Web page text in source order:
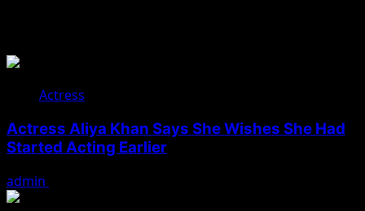
Actress
Actress Aliya Khan Says She Wishes She Had
Started Acting Earlier
admin